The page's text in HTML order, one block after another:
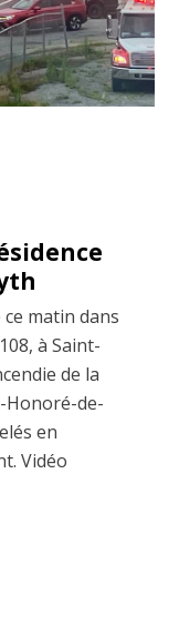
matin dans
à Saint-
de la
Honoré-de-
en
Vidéo